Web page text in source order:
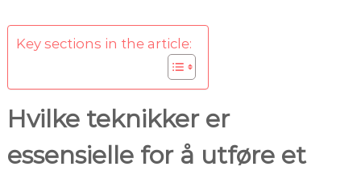
Key sections in the article:
Hvilke teknikker er
essensielle for å utføre et